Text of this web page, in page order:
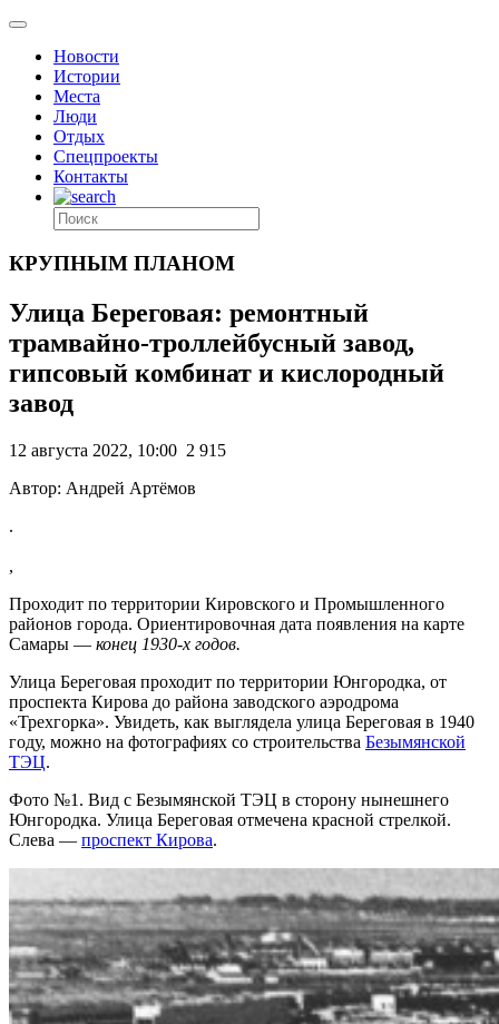
Новости
Истории
Места
Люди
Отдых
Спецпроекты
Контакты
КРУПНЫМ ПЛАНОМ
Улица Береговая: ремонтный
трамвайно-троллейбусный завод,
гипсовый комбинат и кислородный
завод
12 августа 2022, 10:00 2 915
Автор: Андрей Артёмов
.
,
Проходит по территории Кировского и Промышленного
районов города. Ориентировочная дата появления на карте
Самары — конец 1930-х годов.
Улица Береговая проходит по территории Юнгородка, от
проспекта Кирова до района заводского аэродрома
«Трехгорка». Увидеть, как выглядела улица Береговая в 1940
году, можно на фотографиях со строительства Безымянской
ТЭЦ.
Фото №1. Вид с Безымянской ТЭЦ в сторону нынешнего
Юнгородка. Улица Береговая отмечена красной стрелкой.
Слева — проспект Кирова.